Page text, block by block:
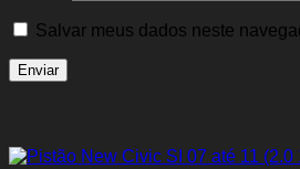
Salvar meus dados neste